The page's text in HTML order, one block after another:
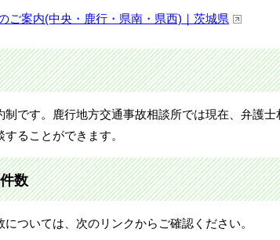
ご案内(中央・鹿行・県南・県西)｜茨城県
制です。鹿行地方交通事故相談所では現在、弁護
ることができます。
数
については、次のリンクからご確認ください。